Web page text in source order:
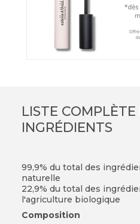
LISTE COMPLÈTE
INGRÉDIENTS
99,9% du total des
naturelle
22,9% du total des
l'agriculture biologique
Composition